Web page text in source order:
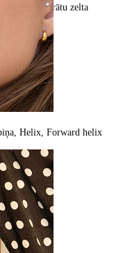
no 14 karātu zelta
Helix, Forward helix